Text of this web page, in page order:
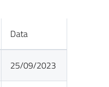
Data
25/09/2023